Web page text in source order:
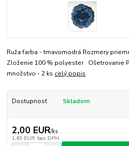
Ruža farba - tmavomodrá Rozmery
Zloženie 100 % polyester Ošetrovanie
množstvo - 2 ks celý popis
Dostupnosť Skladom
2,00 EUR/ks
1,63 EUR bez DPH